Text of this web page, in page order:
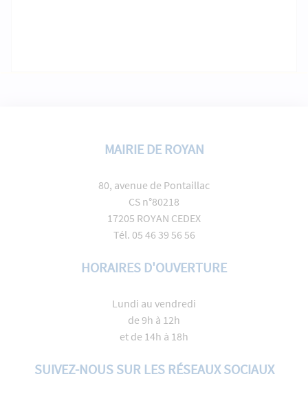
MAIRIE DE ROYAN
80, avenue de Pontaillac
CS n°80218
17205 ROYAN CEDEX
Tél. 05 46 39 56 56
HORAIRES D'OUVERTURE
Lundi au vendredi
de 9h à 12h
et de 14h à 18h
SUIVEZ-NOUS SUR LES RÉSEAUX SOCIAUX